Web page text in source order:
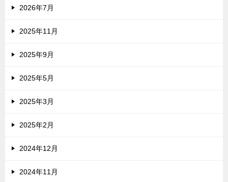
2026年7月
2025年11月
2025年9月
2025年5月
2025年3月
2025年2月
2024年12月
2024年11月